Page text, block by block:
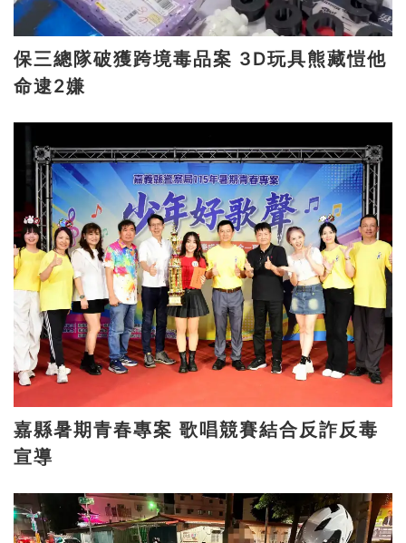
保三總隊破獲跨境毒品案 3D玩具熊藏愷他
命逮2嫌
嘉縣暑期青春專案 歌唱競賽結合反詐反毒
宣導